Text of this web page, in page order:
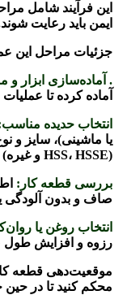
این فرآیند شامل
ایمن باید رعایت
جزئیات مراحل این
. آماده‌سازی ابزار و
آماده کرده تا
انتخاب حدیده
یا ماشینی)، سایز و
(HSS، HSSE و غیره) می‌شود.
بررسی قطعه کار:
صاف و بدون آلودگی
انتخاب روغن یا
رزوه و افزایش طول
موقعیت‌دهی قطعه
محکم کنید تا در حین